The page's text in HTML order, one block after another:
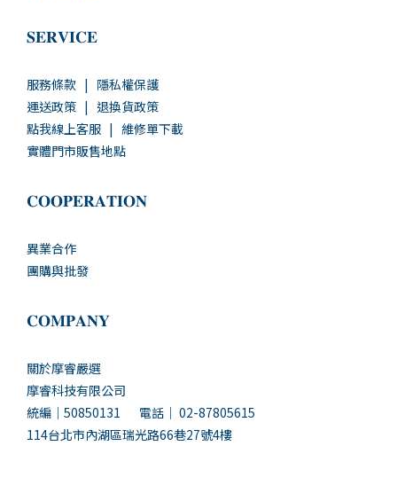
𝐒𝐄𝐑𝐕𝐈𝐂𝐄
服務條款 | 隱私權保護
運送政策 | 退換貨政策
點我線上客服 | 維修單下載
實體門市販售地點
𝐂𝐎𝐎𝐏𝐄𝐑𝐀𝐓𝐈𝐎𝐍
異業合作
團購與批發
𝐂𝐎𝐌𝐏𝐀𝐍𝐘
關於摩睿嚴選
摩睿科技有限公司
統編｜50850131 電話｜ 02-87805615
114台北市內湖區瑞光路66巷27號4樓